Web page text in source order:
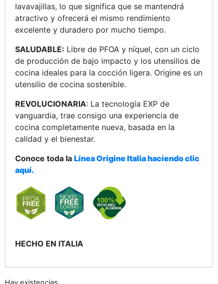
lavavajillas, lo que significa que se mantendrá
atractivo y ofrecerá el mismo rendimiento
excelente y duradero por mucho tiempo.
SALUDABLE: Libre de PFOA y níquel, con un ciclo
de producción de bajo impacto y los utensilios de
cocina ideales para la cocción ligera. Origine es un
utensilio de cocina sostenible.
REVOLUCIONARIA: La tecnología EXP de
vanguardia, trae consigo una experiencia de
cocina completamente nueva, basada en la
calidad y el bienestar.
Conoce toda la Línea Origine Italia haciendo clic
aquí.
HECHO EN ITALIA